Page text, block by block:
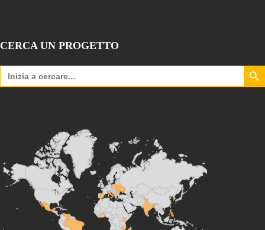
CERCA UN PROGETTO
Search
for:
Search